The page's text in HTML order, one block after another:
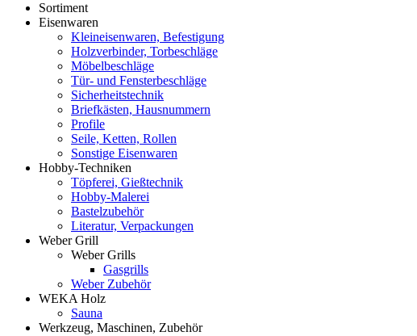
Sortiment
Eisenwaren
Kleineisenwaren, Befestigung
Holzverbinder, Torbeschläge
Möbelbeschläge
Tür- und Fensterbeschläge
Sicherheitstechnik
Briefkästen, Hausnummern
Profile
Seile, Ketten, Rollen
Sonstige Eisenwaren
Hobby-Techniken
Töpferei, Gießtechnik
Hobby-Malerei
Bastelzubehör
Literatur, Verpackungen
Weber Grill
Weber Grills
Gasgrills
Weber Zubehör
WEKA Holz
Sauna
Werkzeug, Maschinen, Zubehör